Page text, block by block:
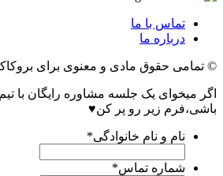
تماس با ما
درباره ما
© تمامی حقوق مادی و معنوی برای
اگر میخوای یک جلسه مشاوره رایگان با
باشی،فرم زیر رو پر کن♥
نام و نام خانوادگی*
شماره تماس*